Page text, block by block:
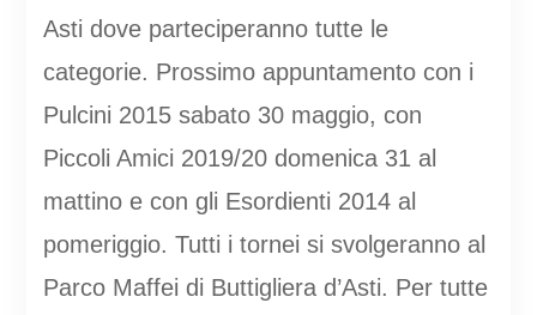
Asti dove parteciperanno tutte le
categorie. Prossimo appuntamento con i
Pulcini 2015 sabato 30 maggio, con
Piccoli Amici 2019/20 domenica 31 al
mattino e con gli Esordienti 2014 al
pomeriggio. Tutti i tornei si svolgeranno al
Parco Maffei di Buttigliera d’Asti. Per tutte